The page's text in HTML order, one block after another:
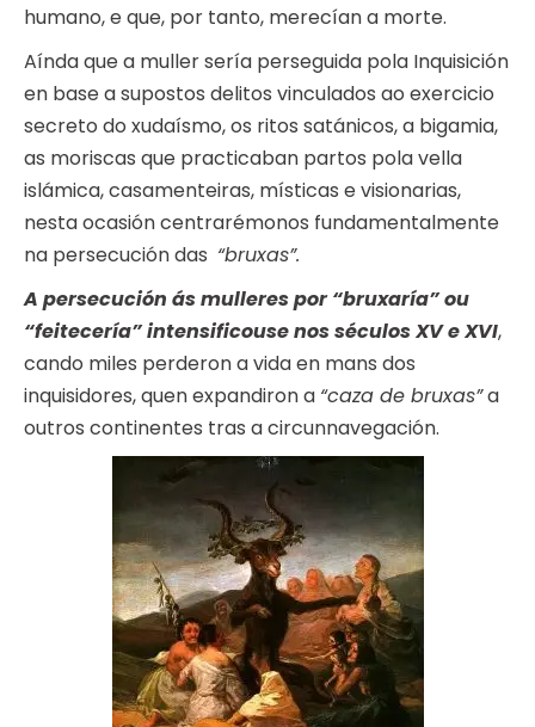
humano, e que, por tanto, merecían a morte.
Aínda que a muller sería perseguida pola Inquisición
en base a supostos delitos vinculados ao exercicio
secreto do xudaísmo, os ritos satánicos, a bigamia,
as moriscas que practicaban partos pola vella
islámica, casamenteiras, místicas e visionarias,
nesta ocasión centrarémonos fundamentalmente
na persecución das “bruxas”.
A persecución ás mulleres por “bruxaría” ou
“feitecería” intensificouse nos séculos XV e XVI,
cando miles perderon a vida en mans dos
inquisidores, quen expandiron a “caza de bruxas”a
outros continentes tras a circunnavegación.